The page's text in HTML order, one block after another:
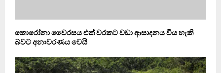
කොරෝනා වෛරසය එක් වරකට වඩා ආසාදනය විය හැකි
බවට අනාවරණය වෙයි